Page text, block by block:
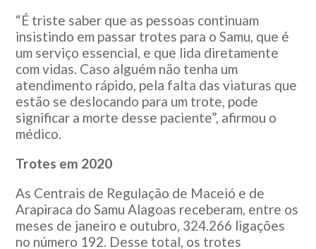
“É triste saber que as pessoas continuam
insistindo em passar trotes para o Samu, que é
um serviço essencial, e que lida diretamente
com vidas. Caso alguém não tenha um
atendimento rápido, pela falta das viaturas que
estão se deslocando para um trote, pode
significar a morte desse paciente”, afirmou o
médico.
Trotes em 2020
As Centrais de Regulação de Maceió e de
Arapiraca do Samu Alagoas receberam, entre os
meses de janeiro e outubro, 324.266 ligações
no número 192. Desse total, os trotes